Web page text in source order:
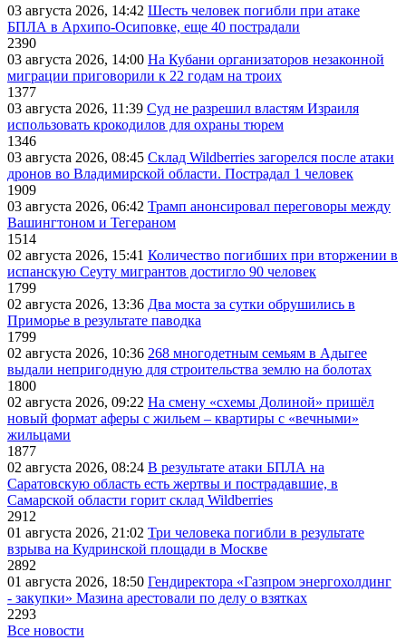
03 августа 2026, 14:42 Шесть человек погибли при атаке
БПЛА в Архипо-Осиповке, еще 40 пострадали
2390
03 августа 2026, 14:00 На Кубани организаторов незаконной
миграции приговорили к 22 годам на троих
1377
03 августа 2026, 11:39 Суд не разрешил властям Израиля
использовать крокодилов для охраны тюрем
1346
03 августа 2026, 08:45 Склад Wildberries загорелся после атаки
дронов во Владимирской области. Пострадал 1 человек
1909
03 августа 2026, 06:42 Трамп анонсировал переговоры между
Вашингтоном и Тегераном
1514
02 августа 2026, 15:41 Количество погибших при вторжении в
испанскую Сеуту мигрантов достигло 90 человек
1799
02 августа 2026, 13:36 Два моста за сутки обрушились в
Приморье в результате паводка
1799
02 августа 2026, 10:36 268 многодетным семьям в Адыгее
выдали непригодную для строительства землю на болотах
1800
02 августа 2026, 09:22 На смену «схемы Долиной» пришёл
новый формат аферы с жильем – квартиры с «вечными»
жильцами
1877
02 августа 2026, 08:24 В результате атаки БПЛА на
Саратовскую область есть жертвы и пострадавшие, в
Самарской области горит склад Wildberries
2912
01 августа 2026, 21:02 Три человека погибли в результате
взрыва на Кудринской площади в Москве
2892
01 августа 2026, 18:50 Гендиректора «Газпром энергохолдинг
- закупки» Мазина арестовали по делу о взятках
2293
Все новости